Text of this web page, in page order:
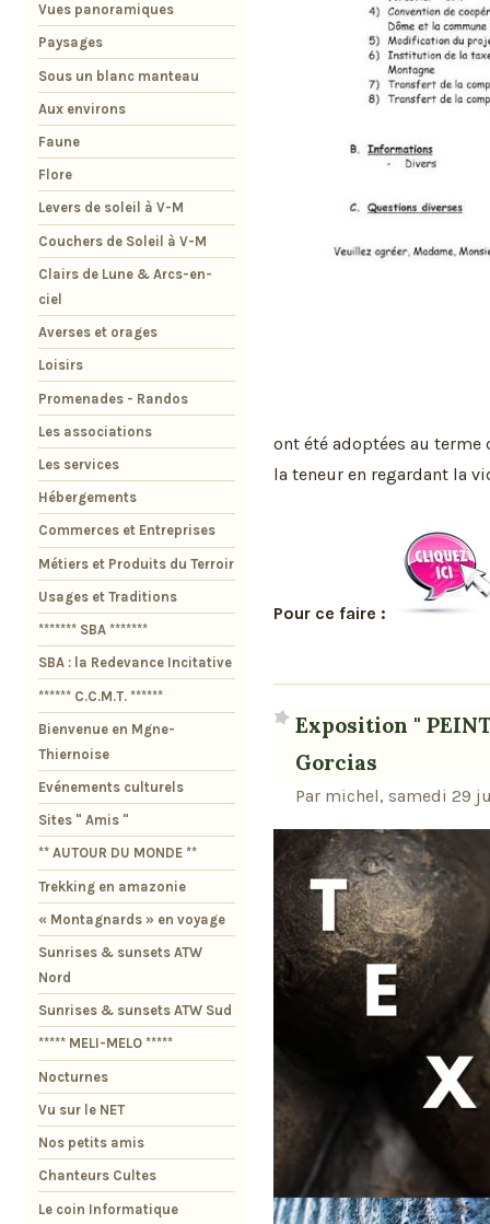
ont été adoptées au
la teneur en regardant la
Pour ce faire :
Exposition "
Gorcias
Par michel, samedi 29
Vues panoramiques
Paysages
Sous un blanc manteau
Aux environs
Faune
Flore
Levers de soleil à V-M
Couchers de Soleil à V-M
Clairs de Lune & Arcs-en-
ciel
Averses et orages
Loisirs
Promenades - Randos
Les associations
Les services
Hébergements
Commerces et Entreprises
Métiers et Produits du Terroir
Usages et Traditions
******* SBA *******
SBA : la Redevance Incitative
****** C.C.M.T. ******
Bienvenue en Mgne-
Thiernoise
Evénements culturels
Sites " Amis "
** AUTOUR DU MONDE **
Trekking en amazonie
« Montagnards » en voyage
Sunrises & sunsets ATW
Nord
Sunrises & sunsets ATW Sud
***** MELI-MELO *****
Nocturnes
Vu sur le NET
Nos petits amis
Chanteurs Cultes
Le coin Informatique